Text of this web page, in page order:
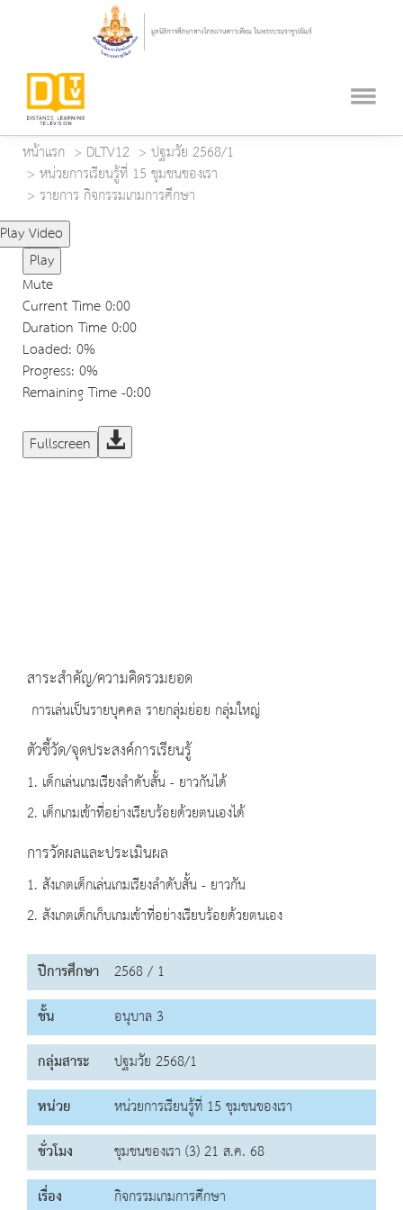
หน้าแรก DLTV12
ปฐมวัย 2568/1
หน่วยการเรียนรู้ที่ 15 ชุมชนของเรา
รายการ กิจกรรมเกมการศึกษา
Play Video
Play
Mute
Current Time0:00
Duration Time0:00
Loaded: 0%
Progress: 0%
Remaining Time-0:00
Fullscreen
สาระสำคัญ/ความคิดรวมยอด
การเล่นเป็นรายบุคคล รายกลุ่มย่อย กลุ่มใหญ่
ตัวชี้วัด/จุดประสงค์การเรียนรู้
1. เด็กเล่นเกมเรียงลำดับสั้น - ยาวกันได้
2. เด็กเกมเข้าที่อย่างเรียบร้อยด้วยตนเองได้
การวัดผลและประเมินผล
1. สังเกตเด็กเล่นเกมเรียงลำดับสั้น - ยาวกัน
2. สังเกตเด็กเก็บเกมเข้าที่อย่างเรียบร้อยด้วยตนเอง
ปีการศึกษา 2568 / 1
ชั้น
อนุบาล 3
กลุ่มสาระ
ปฐมวัย 2568/1
หน่วย
หน่วยการเรียนรู้ที่ 15 ชุมชนของเรา
ชั่วโมง
ชุมชนของเรา (3) 21 ส.ค. 68
เรื่อง
กิจกรรมเกมการศึกษา